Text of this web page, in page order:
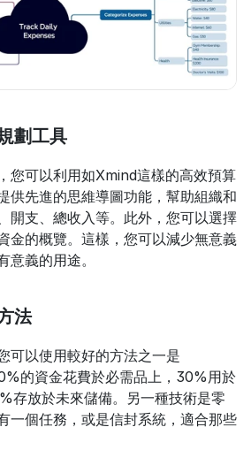
劃工具
您可以利用如Xmind這樣的高效預算
供先進的思維導圖功能，幫助組織和
開支、總收入等。此外，您可以選擇
金的概覽。這樣，您可以減少無意義
意義的用途。
法
可以使用較好的方法之一是
的資金花費於必需品上，30%用於
存放於未來儲備。另一種技術是零
一個任務，或是信封系統，適合那些